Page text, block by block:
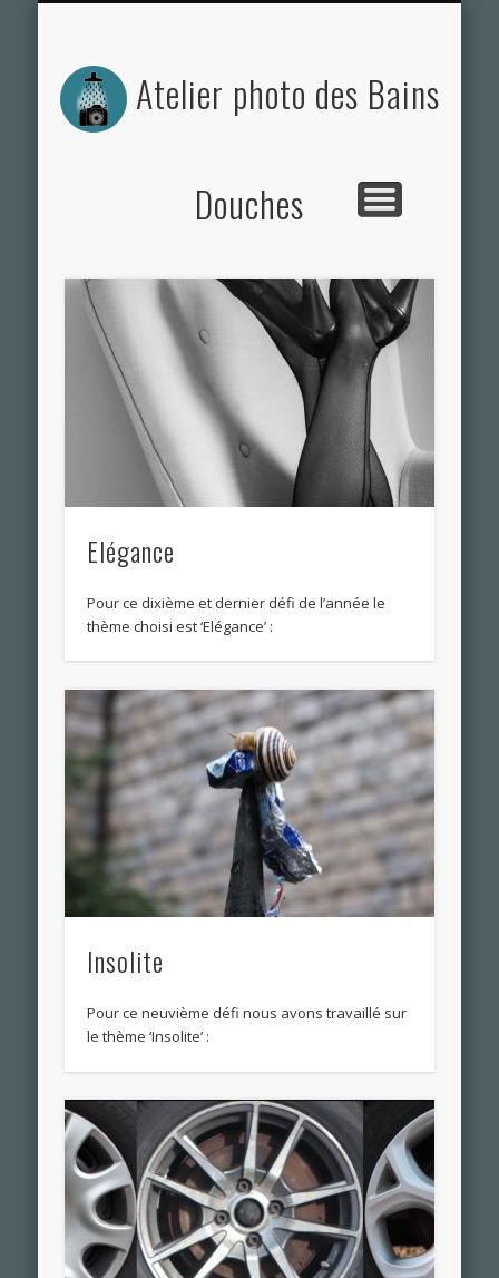
Atelier photo des Bains
Douches
Elégance
Pour ce dixième et dernier défi de l’année le
thème choisi est ‘Elégance’ :
Insolite
Pour ce neuvième défi nous avons travaillé sur
le thème ‘Insolite’ :